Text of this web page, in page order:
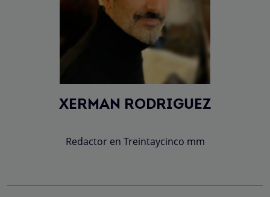
XERMAN RODRIGUEZ
Redactor en Treintaycinco mm